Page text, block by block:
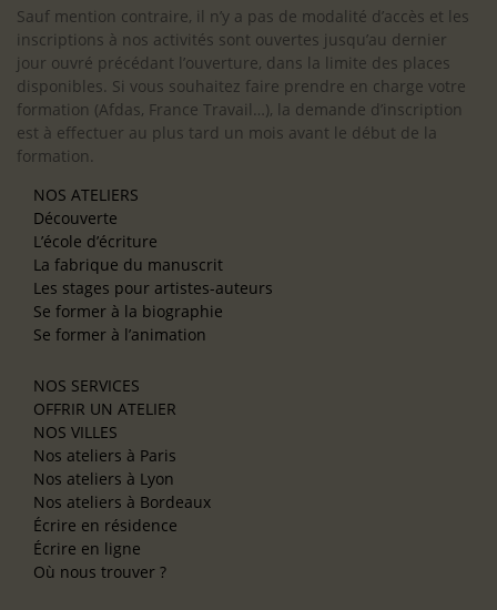
Sauf mention contraire, il n’y a pas de modalité d’accès et les
inscriptions à nos activités sont ouvertes jusqu’au dernier
jour ouvré précédant l’ouverture, dans la limite des places
disponibles. Si vous souhaitez faire prendre en charge votre
formation (Afdas, France Travail…), la demande d’inscription
est à effectuer au plus tard un mois avant le début de la
formation.
NOS ATELIERS
Découverte
L’école d’écriture
La fabrique du manuscrit
Les stages pour artistes-auteurs
Se former à la biographie
Se former à l’animation
NOS SERVICES
OFFRIR UN ATELIER
NOS VILLES
Nos ateliers à Paris
Nos ateliers à Lyon
Nos ateliers à Bordeaux
Écrire en résidence
Écrire en ligne
Où nous trouver ?